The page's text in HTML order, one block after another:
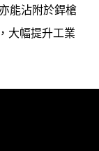
亦能沾附於銲槍
大幅提升工業